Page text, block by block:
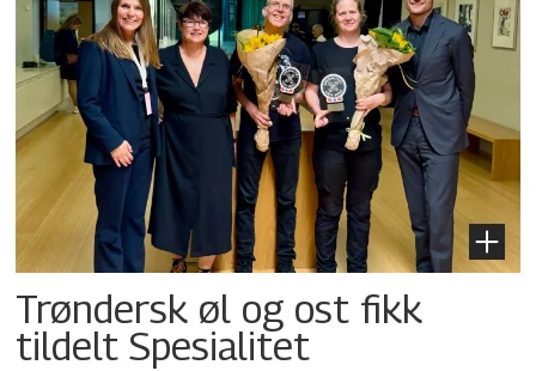
Trøndersk øl og ost fikk
tildelt Spesialitet